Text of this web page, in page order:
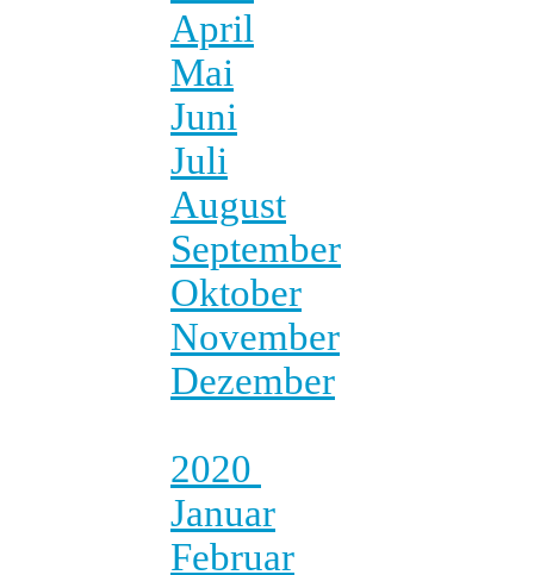
April
Mai
Juni
Juli
August
September
Oktober
November
Dezember
2020
Januar
Februar